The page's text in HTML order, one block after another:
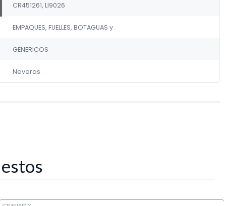
CR451261, LI9026
EMPAQUES, FUELLES, BOTAGUAS y
GENERICOS
Neveras